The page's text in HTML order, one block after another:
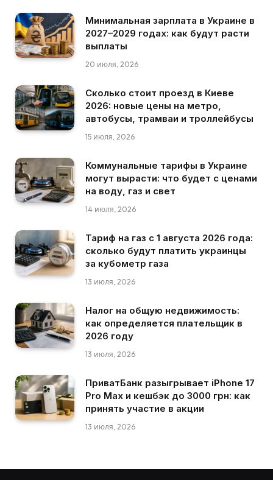
Минимальная зарплата в Украине в
2027–2029 годах: как будут расти
выплаты
20 июля, 2026
Сколько стоит проезд в Киеве
2026: новые цены на метро,
автобусы, трамваи и троллейбусы
15 июля, 2026
Коммунальные тарифы в Украине
могут вырасти: что будет с ценами
на воду, газ и свет
14 июля, 2026
Тариф на газ с 1 августа 2026 года:
сколько будут платить украинцы
за кубометр газа
13 июля, 2026
Налог на общую недвижимость:
как определяется плательщик в
2026 году
13 июля, 2026
ПриватБанк разыгрывает iPhone 17
Pro Max и кешбэк до 3000 грн: как
принять участие в акции
13 июля, 2026